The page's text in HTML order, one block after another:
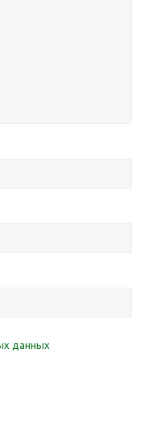
данных